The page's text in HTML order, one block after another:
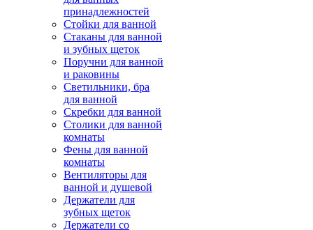
принадлежностей
Стойки для ванной
Стаканы для ванной
и зубных щеток
Поручни для ванной
и раковины
Светильники, бра
для ванной
Скребки для ванной
Столики для ванной
комнаты
Фены для ванной
комнаты
Вентиляторы для
ванной и душевой
Держатели для
зубных щеток
Держатели со